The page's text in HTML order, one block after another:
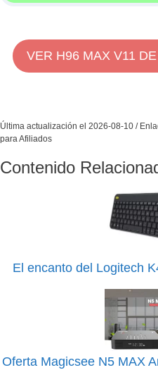
VER H96 MAX V11
Última actualización el 2026-08-10 /
para Afiliados
Contenido
El encanto del Logitech
Oferta Magicsee N5 MAX